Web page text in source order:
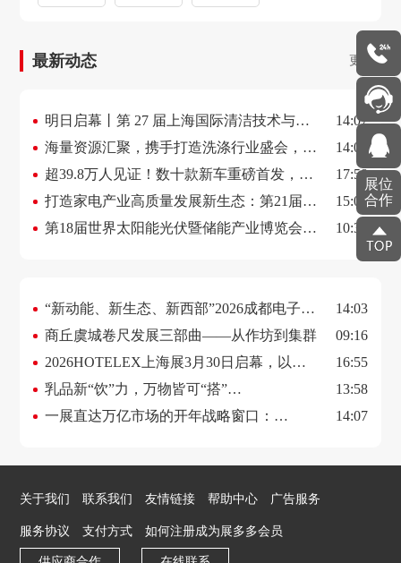
最新动态 更多>
明日启幕丨第 27 届上海国际清洁技术与设
备博览会焕新登场，赋能行业新风向
14:07
海量资源汇聚，携手打造洗涤行业盛会，
2026上海国际洗涤展3月邀您抢占行业先
机！
14:05
超39.8万人见证！数十款新车重磅首发，
2000台爆改神车打造车迷狂欢盛宴！深圳改
装车展圆满闭幕
17:58
打造家电产业高质量发展新生态：第21届中
国慈溪家电博览会圆满落幕
15:09
第18届世界太阳能光伏暨储能产业博览会：
10:36
“新动能、新生态、新西部”2026成都电子信
息展会，定档7月
14:03
商丘虞城卷尺发展三部曲——从作坊到集群
09:16
2026HOTELEX上海展3月30日启幕，以新
质生产力赋能行业高质量发展
16:55
乳品新“饮”力，万物皆可“搭”
2026HOTELEX上海展乳制品板块强势来
13:58
一展直达万亿市场的开年战略窗口：
14:07
关于我们 联系我们 友情链接 帮助中心 广告服务
服务协议 支付方式 如何注册成为展多多会员
展位
合作